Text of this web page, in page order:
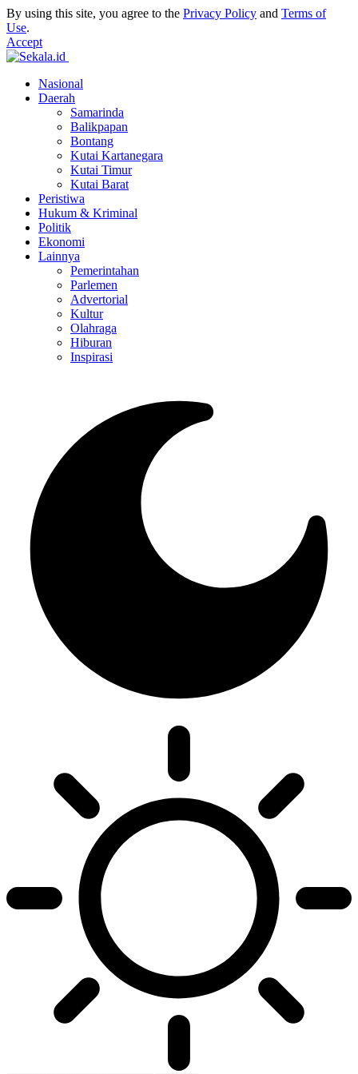
By using this site, you agree to the Privacy Policy and Terms of
Use.
Accept
Nasional
Daerah
Samarinda
Balikpapan
Bontang
Kutai Kartanegara
Kutai Timur
Kutai Barat
Peristiwa
Hukum & Kriminal
Politik
Ekonomi
Lainnya
Pemerintahan
Parlemen
Advertorial
Kultur
Olahraga
Hiburan
Inspirasi